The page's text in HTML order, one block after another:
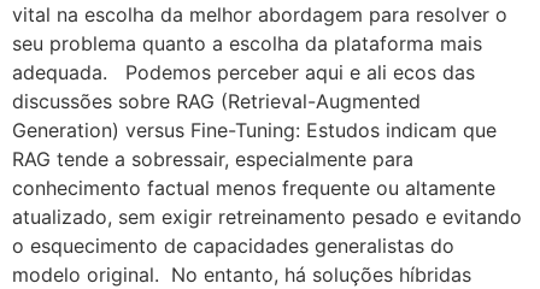
vital na escolha da melhor abordagem para resolver o
seu problema quanto a escolha da plataforma mais
adequada. Podemos perceber aqui e ali ecos das
discussões sobre RAG (Retrieval-Augmented
Generation) versus Fine-Tuning: Estudos indicam que
RAG tende a sobressair, especialmente para
conhecimento factual menos frequente ou altamente
atualizado, sem exigir retreinamento pesado e evitando
o esquecimento de capacidades generalistas do
modelo original. No entanto, há soluções híbridas